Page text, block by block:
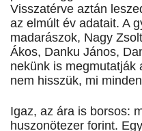
Visszatérve aztán
az elmúlt év adatait. A
madarászok, Nagy
Ákos, Danku János,
nekünk is megmutatják
nem hisszük, mi
Igaz, az ára is borsos:
huszonötezer forint.